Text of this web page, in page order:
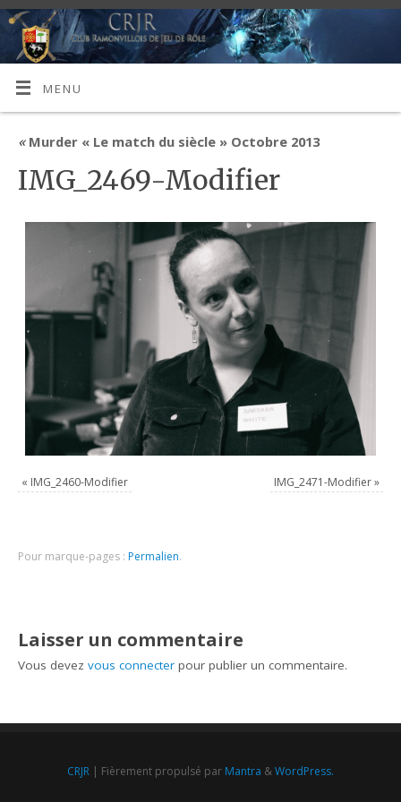
MENU
«Murder « Le match du siècle » Octobre 2013
IMG_2469-Modifier
« IMG_2460-Modifier IMG_2471-Modifier»
Pour marque-pages : Permalien.
Laisser un commentaire
Vous devezvous connecter pour publier un commentaire.
CRJR | Fièrement propulsé par Mantra &WordPress.